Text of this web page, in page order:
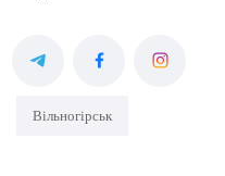
Вільногірськ